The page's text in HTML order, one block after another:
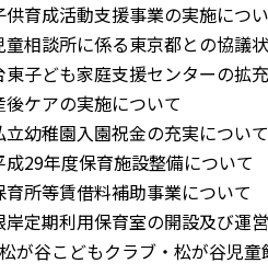
育成活動支援事業の実施につ
相談所に係る東京都との協議
子ども家庭支援センターの拡
ケアの実施について
幼稚園入園祝金の充実につ
29年度保育施設整備につい
所等賃借料補助事業につ
岸定期利用保育室
が谷こどもクラブ・松が谷児童